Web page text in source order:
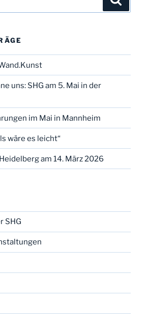
uns: SHG am 5. Mai in der
im Mai in Mannheim
wäre es leicht“
am 14. März 2026
SHG